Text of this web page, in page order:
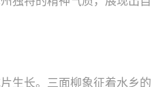
生长。三面柳象征着水乡的